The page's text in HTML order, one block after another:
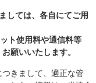
しては、各自にてご用
使用料や通信料等
願いいたします。
きまして、適正な管